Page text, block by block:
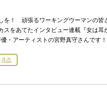
を！ 頑張るワーキングウーマンの
スをあてたインタビュー連載『女は
・アーティストの宮野真守さんです！
耳恋